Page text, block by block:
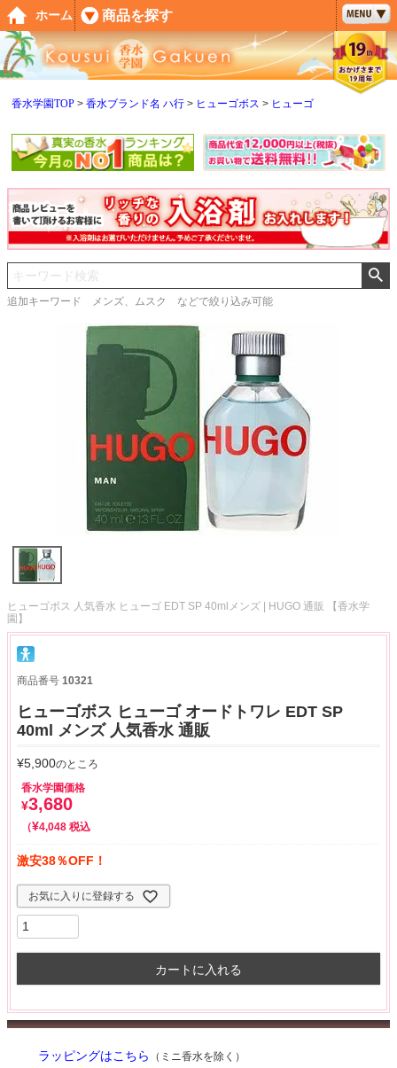
香水学園TOP 香水ブランド名 ハ行 ヒューゴボス ヒューゴ
追加キーワード メンズ、ムスク などで絞り込み可能
ヒューゴボス 人気香水 ヒューゴ EDT SP 40mlメンズ | HUGO 通販 【香水学
園】
商品番号 10321
ヒューゴボス ヒューゴ オードトワレ EDT SP
40ml メンズ 人気香水 通販
¥5,900のところ
香水学園価格
¥3,680
¥4,048 税込
激安38％OFF！
お気に入りに登録する
カートに入れる
ラッピングはこちら （ミニ香水を除く）
ペー
ジト
ップ
へ
ホーム 商品を探す